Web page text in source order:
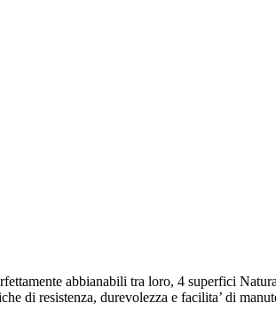
abbianabili tra loro, 4 superfici
di resistenza, durevolezza e facilita’ di